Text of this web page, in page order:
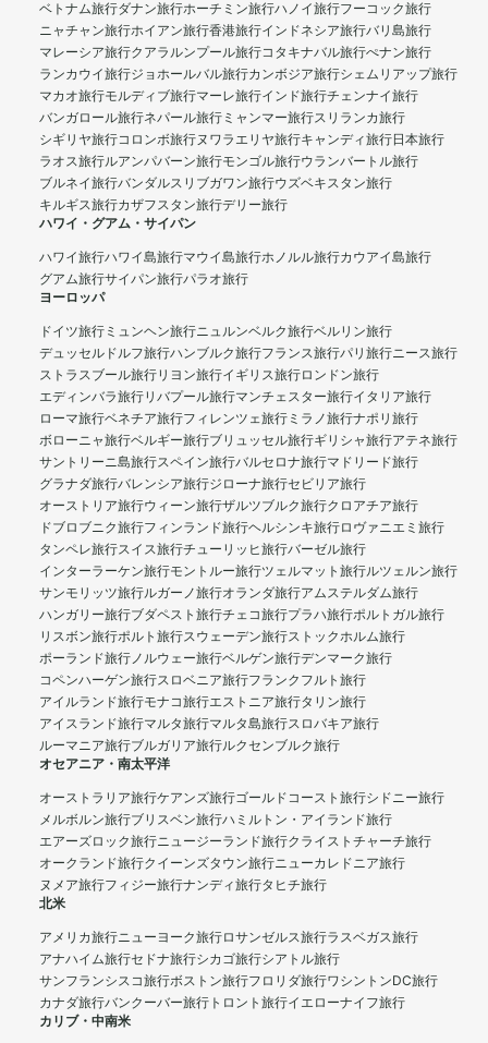
ベトナム旅行ダナン旅行ホーチミン旅行ハノイ旅行フーコック旅行
ニャチャン旅行ホイアン旅行香港旅行インドネシア旅行バリ島旅行
マレーシア旅行クアラルンプール旅行コタキナバル旅行ぺナン旅行
ランカウイ旅行ジョホールバル旅行カンボジア旅行シェムリアップ旅行
マカオ旅行モルディブ旅行マーレ旅行インド旅行チェンナイ旅行
バンガロール旅行ネパール旅行 ミャンマー旅行スリランカ旅行
シギリヤ旅行コロンボ旅行ヌワラエリヤ旅行キャンディ旅行日本旅行
ラオス旅行ルアンパバーン旅行モンゴル旅行ウランバートル旅行
ブルネイ旅行バンダルスリブガワン旅行ウズベキスタン旅行
キルギス旅行カザフスタン旅行デリー旅行
ハワイ・グアム・サイパン
ハワイ旅行ハワイ島旅行マウイ島旅行ホノルル旅行カウアイ島旅行
グアム旅行サイパン旅行パラオ旅行
ヨーロッパ
ドイツ旅行 ミュンヘン旅行ニュルンベルク旅行ベルリン旅行
デュッセルドルフ旅行ハンブルク旅行フランス旅行パリ旅行ニース旅行
ストラスブール旅行リヨン旅行イギリス旅行ロンドン旅行
エディンバラ旅行リバプール旅行マンチェスター旅行イタリア旅行
ローマ旅行ベネチア旅行フィレンツェ旅行 ミラノ旅行ナポリ旅行
ボローニャ旅行ベルギー旅行ブリュッセル旅行ギリシャ旅行アテネ旅行
サントリーニ島旅行スペイン旅行バルセロナ旅行マドリード旅行
グラナダ旅行バレンシア旅行ジローナ旅行セビリア旅行
オーストリア旅行ウィーン旅行ザルツブルク旅行クロアチア旅行
ドブロブニク旅行フィンランド旅行ヘルシンキ旅行ロヴァニエミ旅行
タンペレ旅行スイス旅行チューリッヒ旅行バーゼル旅行
インターラーケン旅行モントルー旅行ツェルマット旅行ルツェルン旅行
サンモリッツ旅行ルガーノ旅行オランダ旅行アムステルダム旅行
ハンガリー旅行ブダペスト旅行チェコ旅行プラハ旅行ポルトガル旅行
リスボン旅行ポルト旅行スウェーデン旅行ストックホルム旅行
ポーランド旅行ノルウェー旅行ベルゲン旅行デンマーク旅行
コペンハーゲン旅行スロベニア旅行フランクフルト旅行
アイルランド旅行モナコ旅行エストニア旅行タリン旅行
アイスランド旅行マルタ旅行マルタ島旅行スロバキア旅行
ルーマニア旅行ブルガリア旅行ルクセンブルク旅行
オセアニア・南太平洋
オーストラリア旅行ケアンズ旅行ゴールドコースト旅行シドニー旅行
メルボルン旅行ブリスベン旅行ハミルトン・アイランド旅行
エアーズロック旅行ニュージーランド旅行クライストチャーチ旅行
オークランド旅行クイーンズタウン旅行ニューカレドニア旅行
ヌメア旅行フィジー旅行ナンディ旅行タヒチ旅行
北米
アメリカ旅行ニューヨーク旅行ロサンゼルス旅行ラスベガス旅行
アナハイム旅行セドナ旅行シカゴ旅行シアトル旅行
サンフランシスコ旅行ボストン旅行フロリダ旅行ワシントンDC旅行
カナダ旅行バンクーバー旅行 トロント旅行イエローナイフ旅行
カリブ・中南米